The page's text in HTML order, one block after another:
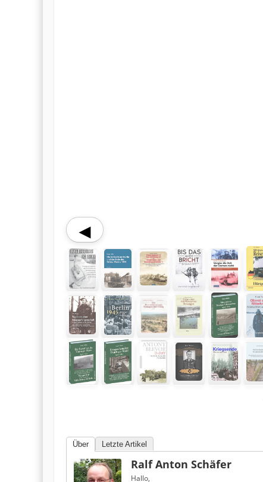
Über Letzte Artikel
Ralf Anton Schäfer
Hallo,